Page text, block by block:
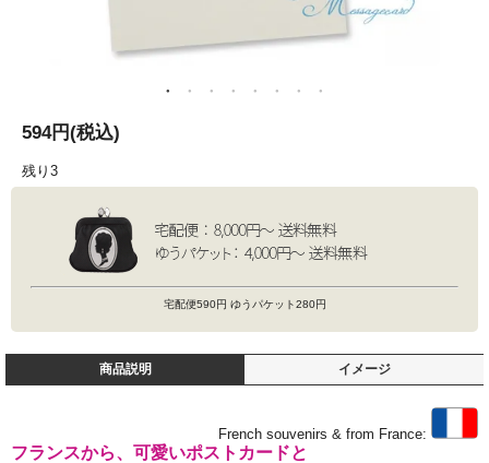
594円(税込)
残り3
宅配便590円 ゆうパケット280円
商品説明 イメージ
French souvenirs & from France:
フランスから、可愛いポストカードと